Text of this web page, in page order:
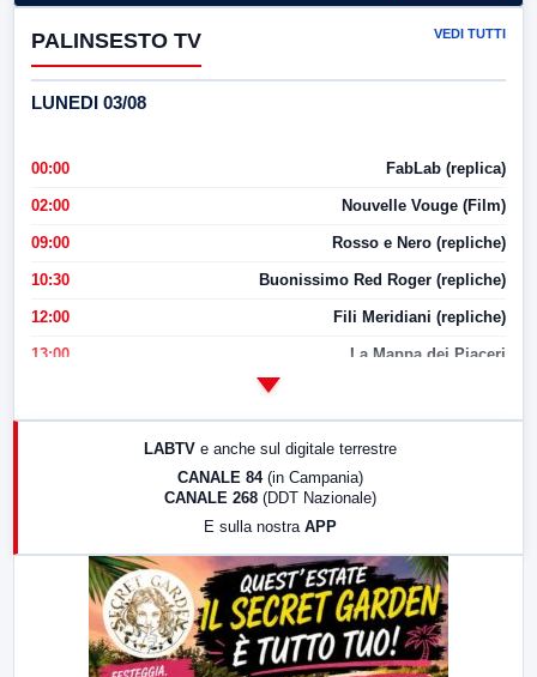
PALINSESTO TV VEDI TUTTI
LUNEDI 03/08
00:00 FabLab (replica)
02:00 Nouvelle Vouge (Film)
09:00 Rosso e Nero (repliche)
10:30 Buonissimo Red Roger (repliche)
12:00 Fili Meridiani (repliche)
13:00 La Mappa dei Piaceri
LabNews (replica)
LABTV e anche sul digitale terrestre
CANALE 84 (in Campania)
CANALE 268 (DDT Nazionale)
E sulla nostra APP